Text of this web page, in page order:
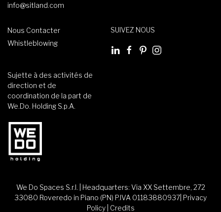
info@sitland.com
Nous Contacter
Whistleblowing
SUIVEZ NOUS
Sujette à des activités de
direction et de
coordination de la part de
We.Do. Holding S.p.A.
We Do Spaces S.r.l. | Headquarters: Via XX Settembre, 272
33080 Roveredo in Piano (PN) P.IVA 01183880937| Privacy
Policy| Credits